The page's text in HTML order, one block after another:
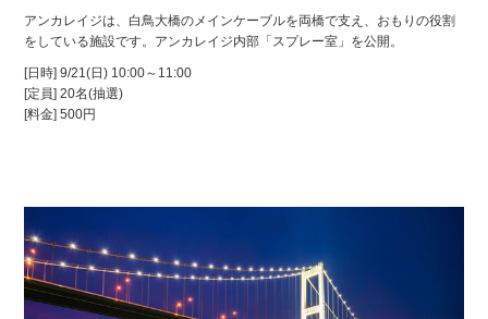
アンカレイジは、白鳥大橋のメインケーブルを両橋で支え、おもりの役割
をしている施設です。アンカレイジ内部「スプレー室」を公開。
[日時] 9/21(日) 10:00～11:00
[定員] 20名(抽選)
[料金] 500円